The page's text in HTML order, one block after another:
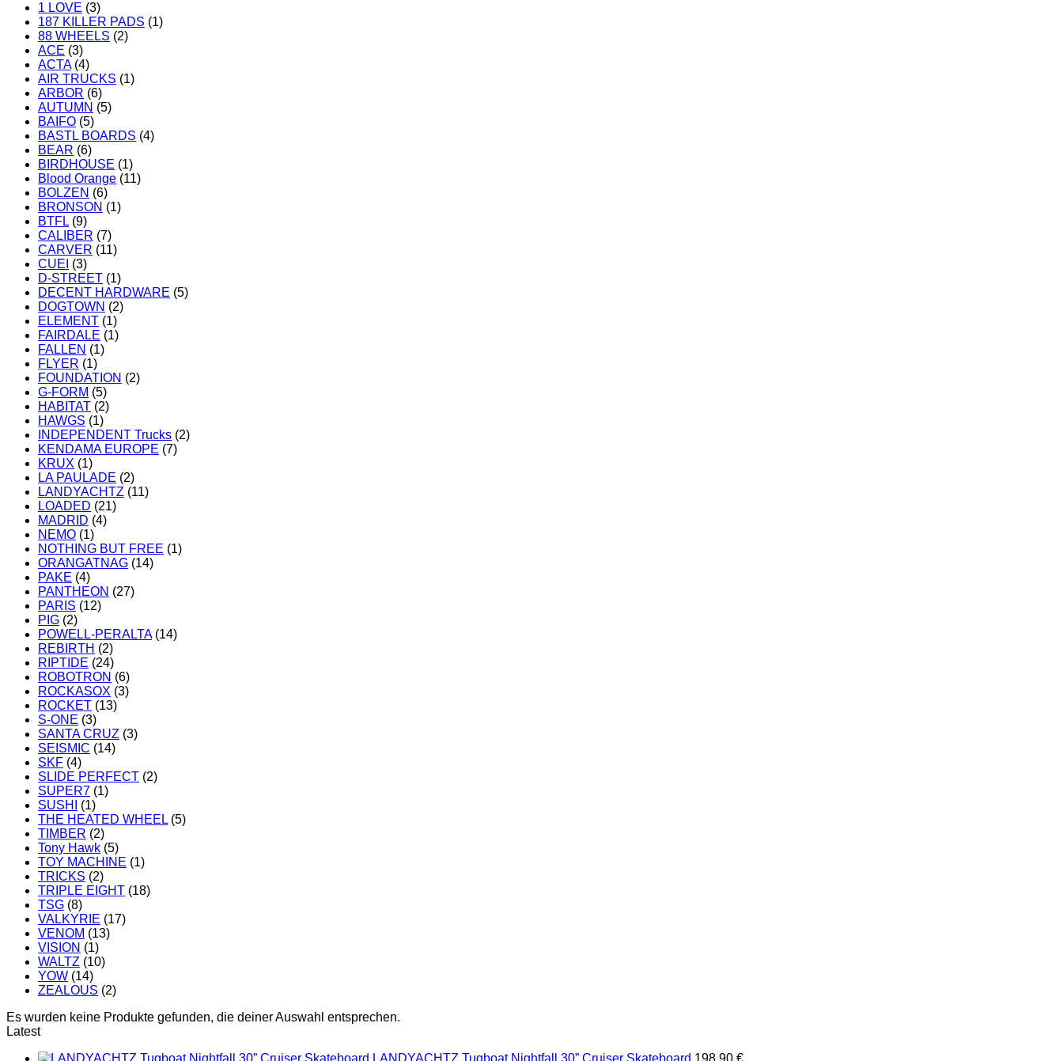
1 LOVE (3)
187 KILLER PADS (1)
88 WHEELS (2)
ACE (3)
ACTA (4)
AIR TRUCKS (1)
ARBOR (6)
AUTUMN (5)
BAIFO (5)
BASTL BOARDS (4)
BEAR (6)
BIRDHOUSE (1)
Blood Orange (11)
BOLZEN (6)
BRONSON (1)
BTFL (9)
CALIBER (7)
CARVER (11)
CUEI (3)
D-STREET (1)
DECENT HARDWARE (5)
DOGTOWN (2)
ELEMENT (1)
FAIRDALE (1)
FALLEN (1)
FLYER (1)
FOUNDATION (2)
G-FORM (5)
HABITAT (2)
HAWGS (1)
INDEPENDENT Trucks (2)
KENDAMA EUROPE (7)
KRUX (1)
LA PAULADE (2)
LANDYACHTZ (11)
LOADED (21)
MADRID (4)
NEMO (1)
NOTHING BUT FREE (1)
ORANGATNAG (14)
PAKE (4)
PANTHEON (27)
PARIS (12)
PIG (2)
POWELL-PERALTA (14)
REBIRTH (2)
RIPTIDE (24)
ROBOTRON (6)
ROCKASOX (3)
ROCKET (13)
S-ONE (3)
SANTA CRUZ (3)
SEISMIC (14)
SKF (4)
SLIDE PERFECT (2)
SUPER7 (1)
SUSHI
(1)
THE HEATED WHEEL (5)
TIMBER (2)
Tony Hawk (5)
TOY MACHINE (1)
TRICKS (2)
TRIPLE EIGHT (18)
TSG (8)
VALKYRIE (17)
VENOM (13)
VISION (1)
WALTZ (10)
YOW (14)
ZEALOUS (2)
Es wurden keine Produkte gefunden, die deiner Auswahl entsprechen.
Latest
LANDYACHTZ Tugboat Nightfall 30” Cruiser Skateboard 198,90 €